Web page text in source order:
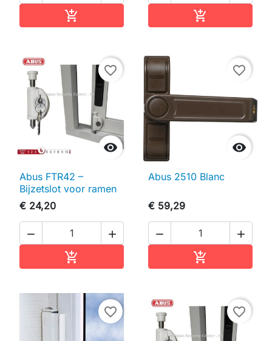
 

favorite_border
Abus FTR42 –
Bijzetslot voor ramen
€ 24,20
 


favorite_border
Abus 2510 Blanc
€ 59,29
 

favorite_border favorite_border